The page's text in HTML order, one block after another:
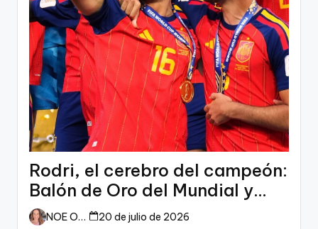
Rodri, el cerebro del campeón:
Balón de Oro del Mundial y
dueño del fútbol
NOE ORTIZ 20 de julio de 2026